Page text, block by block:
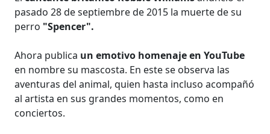
pasado 28 de septiembre de 2015 la muerte de su
perro "Spencer".
Ahora publica un emotivo homenaje en YouTube
en nombre su mascosta. En este se observa las
aventuras del animal, quien hasta incluso acompañó
al artista en sus grandes momentos, como en
conciertos.